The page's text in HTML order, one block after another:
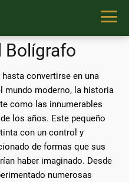
Bolígrafo
convertirse en una
mundo moderno, la historia
como las innumerables
los años. Este pequeño
con un control y
de formas que sus
haber imaginado. Desde
numerosas